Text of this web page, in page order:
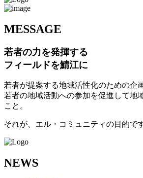
MESSAGE
若者の力を発揮する
フィールドを鯖江に
若者が提案する地域活性化のための企
若者の地域活動への参加を促進して地
こと。
それが、エル・コミュニティの目的です
NEWS